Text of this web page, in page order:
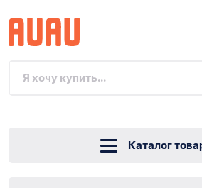
Каталог